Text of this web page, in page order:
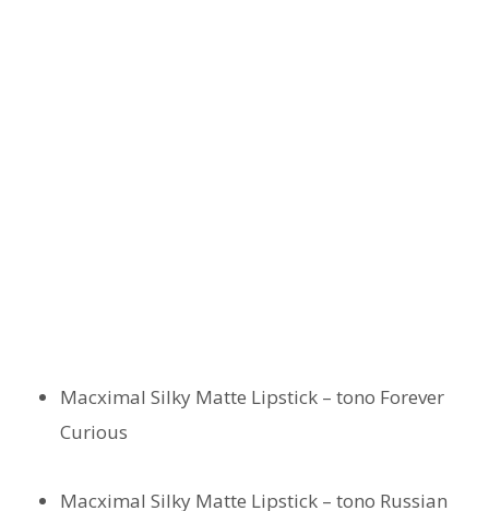
Macximal Silky Matte Lipstick – tono Forever
Curious
Macximal Silky Matte Lipstick – tono Russian